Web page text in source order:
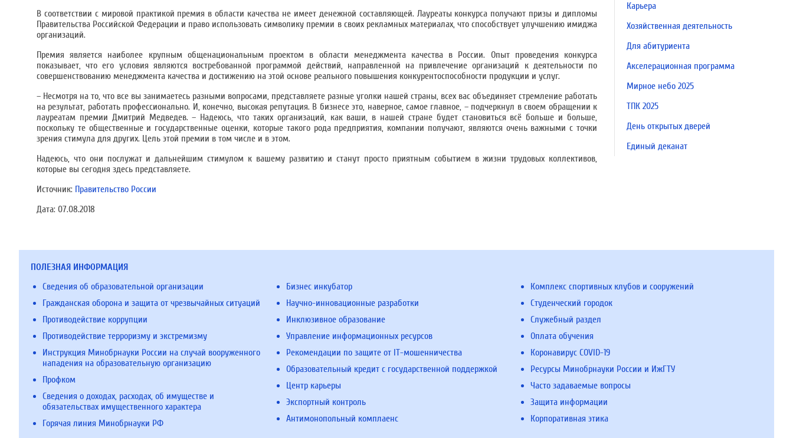
В соответствии с мировой практикой премия в области качества не имеет денежной составляющей. Лауреаты конкурса получают призы и дипломы
Правительства Российской Федерации и право использовать символику премии в своих рекламных материалах, что способствует улучшению имиджа
организаций.
Премия является наиболее крупным общенациональным проектом в области менеджмента качества в России. Опыт проведения конкурса
показывает, что его условия являются востребованной программой действий, направленной на привлечение организаций к деятельности по
совершенствованию менеджмента качества и достижению на этой основе реального повышения конкурентоспособности продукции и услуг.
– Несмотря на то, что все вы занимаетесь разными вопросами, представляете разные уголки нашей страны, всех вас объединяет стремление работать
на результат, работать профессионально. И, конечно, высокая репутация. В бизнесе это, наверное, самое главное, – подчеркнул в своем обращении к
лауреатам премии Дмитрий Медведев. – Надеюсь, что таких организаций, как ваши, в нашей стране будет становиться всё больше и больше,
поскольку те общественные и государственные оценки, которые такого рода предприятия, компании получают, являются очень важными с точки
зрения стимула для других. Цель этой премии в том числе и в этом.
Надеюсь, что они послужат и дальнейшим стимулом к вашему развитию и станут просто приятным событием в жизни трудовых коллективов,
которые вы сегодня здесь представляете.
Источник: Правительство России
Дата: 07.08.2018
Карьера
Хозяйственная деятельность
Для абитуриента
Акселерационная программа
Мирное небо 2025
ТПК 2025
День открытых дверей
Единый деканат
ПОЛЕЗНАЯ ИНФОРМАЦИЯ
Сведения об образовательной организации
Гражданская оборона и защита от чрезвычайных ситуаций
Противодействие коррупции
Противодействие терроризму и экстремизму
Инструкция Минобрнауки России на случай вооруженного
нападения на образовательную организацию
Профком
Сведения о доходах, расходах, об имуществе и
обязательствах имущественного характера
Горячая линия Минобрнауки РФ
Бизнес инкубатор
Научно-инновационные разработки
Инклюзивное образование
Управление информационных ресурсов
Рекомендации по защите от IT-мошенничества
Образовательный кредит с государственной поддержкой
Центр карьеры
Экспортный контроль
Антимонопольный комплаенс
Комплекс спортивных клубов и сооружений
Студенческий городок
Служебный раздел
Оплата обучения
Коронавирус COVID-19
Ресурсы Минобрнауки России и ИжГТУ
Часто задаваемые вопросы
Защита информации
Корпоративная этика